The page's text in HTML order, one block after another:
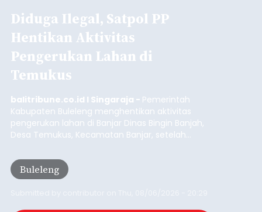
Diduga Ilegal, Satpol PP
Hentikan Aktivitas
Pengerukan Lahan di
Temukus
balitribune.co.id I Singaraja - Pemerintah
Kabupaten Buleleng menghentikan aktivitas
pengerukan lahan di Banjar Dinas Bingin Banjah,
Desa Temukus, Kecamatan Banjar, setelah
material yang tidak sesuai dengan peruntukan
kawasan.
Buleleng